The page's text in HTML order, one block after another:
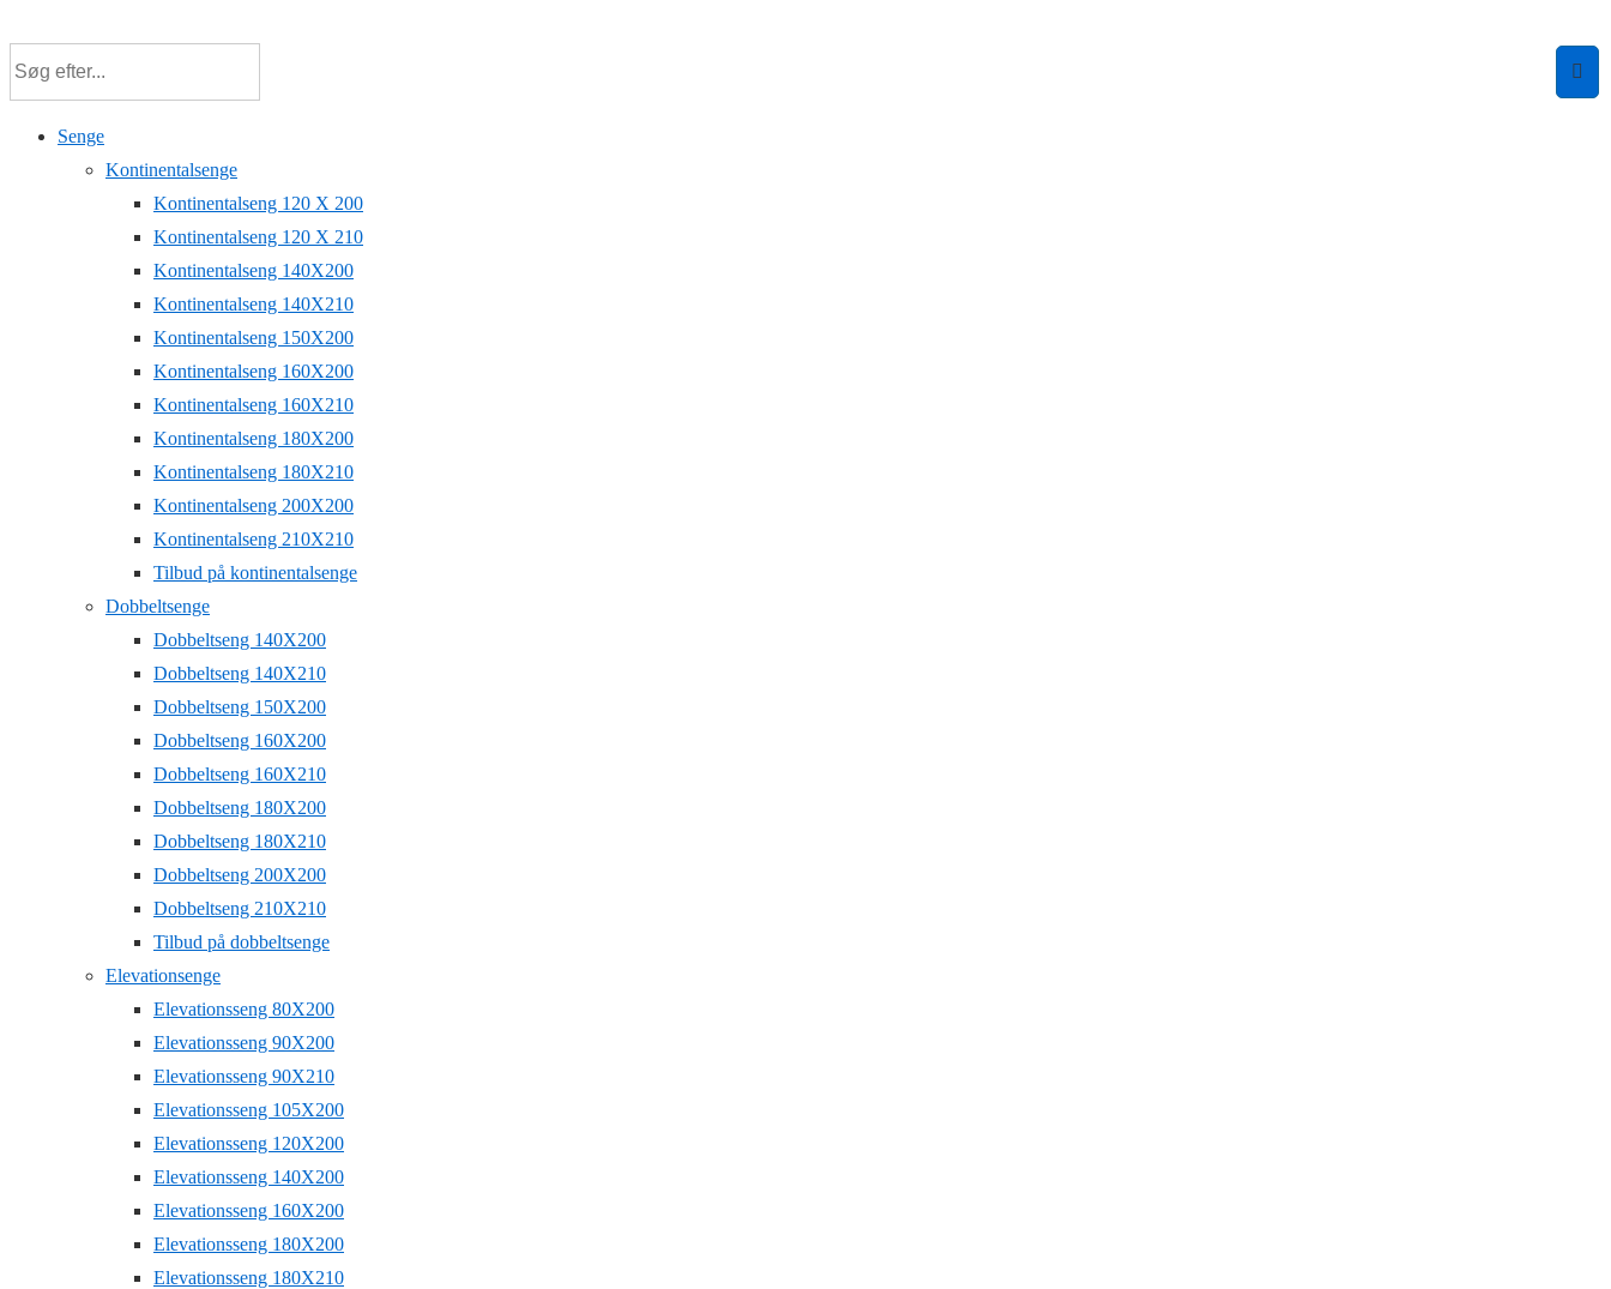
hovedindhold
Senge
Kontinentalsenge
Kontinentalseng 120 X 200
Kontinentalseng 120 X 210
Kontinentalseng 140X200
Kontinentalseng 140X210
Kontinentalseng 150X200
Kontinentalseng 160X200
Kontinentalseng 160X210
Kontinentalseng 180X200
Kontinentalseng 180X210
Kontinentalseng 200X200
Kontinentalseng 210X210
Tilbud på kontinentalsenge
Dobbeltsenge
Dobbeltseng 140X200
Dobbeltseng 140X210
Dobbeltseng 150X200
Dobbeltseng 160X200
Dobbeltseng 160X210
Dobbeltseng 180X200
Dobbeltseng 180X210
Dobbeltseng 200X200
Dobbeltseng 210X210
Tilbud på dobbeltsenge
Elevationsenge
Elevationsseng 80X200
Elevationsseng 90X200
Elevationsseng 90X210
Elevationsseng 105X200
Elevationsseng 120X200
Elevationsseng 140X200
Elevationsseng 160X200
Elevationsseng 180X200
Elevationsseng 180X210